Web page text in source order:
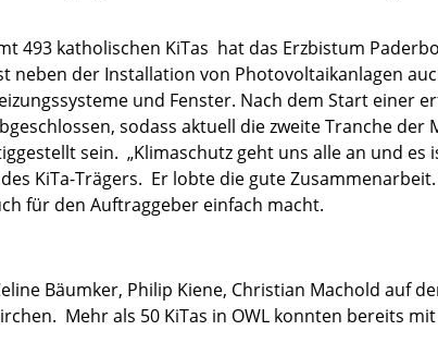
493 katholischen KiTas hat das Erzbistum
neben der Installation von Photovoltaikanlagen
und Fenster. Nach dem Start einer
sodass aktuell die zweite Tranche der
sein. „Klimaschutz geht uns alle an und
KiTa-Trägers. Er lobte die gute
für den Auftraggeber einfach macht.
Bäumker, Philip Kiene, Christian Machold auf
Mehr als 50 KiTas in OWL konnten bereits